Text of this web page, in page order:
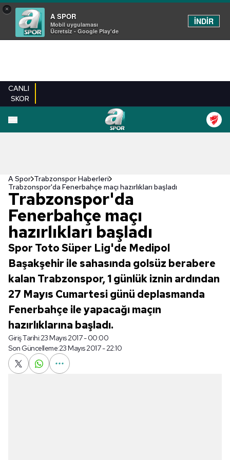
×
A SPOR
Mobil uygulaması
Ücretsiz - Google Play'de
İNDİR
CANLI
SKOR
A Spor Trabzonspor Haberleri
Trabzonspor'da Fenerbahçe maçı hazırlıkları başladı
Trabzonspor'da
Fenerbahçe maçı
hazırlıkları başladı
Spor Toto Süper Lig'de Medipol
Başakşehir ile sahasında golsüz berabere
kalan Trabzonspor, 1 günlük iznin ardından
27 Mayıs Cumartesi günü deplasmanda
Fenerbahçe ile yapacağı maçın
hazırlıklarına başladı.
Giriş Tarihi:23 Mayıs 2017 - 00:00
Son Güncelleme:23 Mayıs 2017 - 22:10